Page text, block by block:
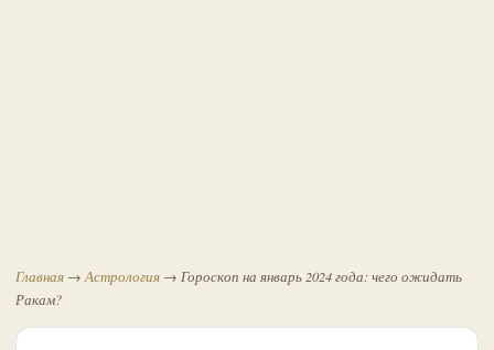
Главная → Астрология → Гороскоп на январь 2024 года: чего ожидать
Ракам?